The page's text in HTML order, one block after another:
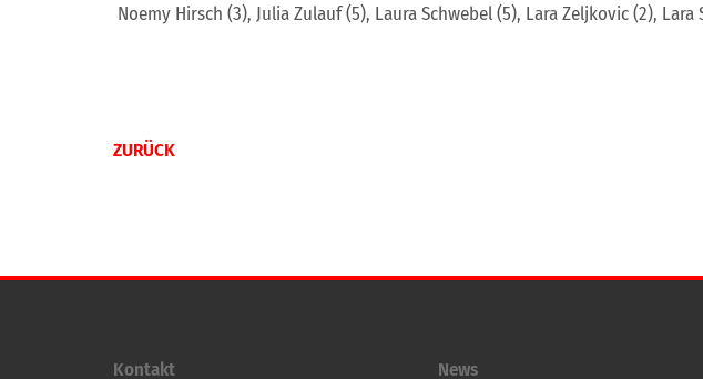
Noemy Hirsch (3), Julia Zulauf (5), Laura Schwebel (5), Lara Zeljkovic (2),
ZURÜCK
Kontakt News